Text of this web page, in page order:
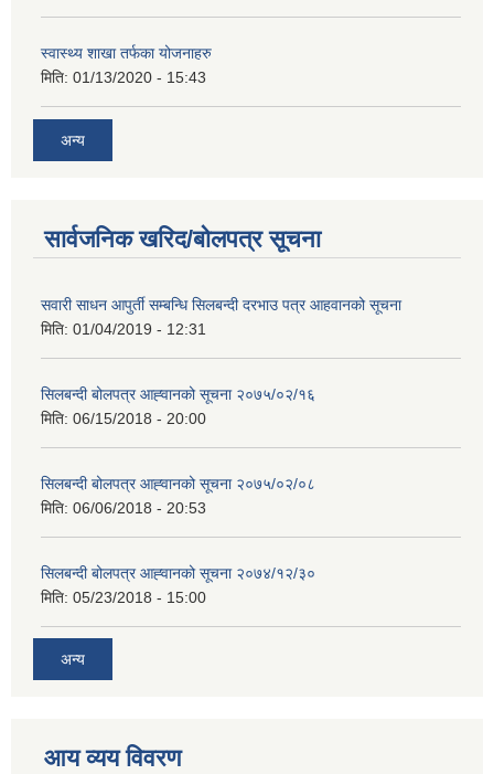
स्वास्थ्य शाखा तर्फका योजनाहरु
मिति: 01/13/2020 - 15:43
अन्य
सार्वजनिक खरिद/बोलपत्र सूचना
सवारी साधन आपुर्ती सम्बन्धि सिलबन्दी दरभाउ पत्र आहवानको सूचना
मिति: 01/04/2019 - 12:31
सिलबन्दी बोलपत्र आह्‍वानको सूचना २०७५/०२/१६
मिति: 06/15/2018 - 20:00
सिलबन्दी बोलपत्र आह्‍वानको सूचना २०७५/०२/०८
मिति: 06/06/2018 - 20:53
सिलबन्दी बोलपत्र आह्‍वानको सूचना २०७४/१२/३०
मिति: 05/23/2018 - 15:00
अन्य
आय व्यय विवरण